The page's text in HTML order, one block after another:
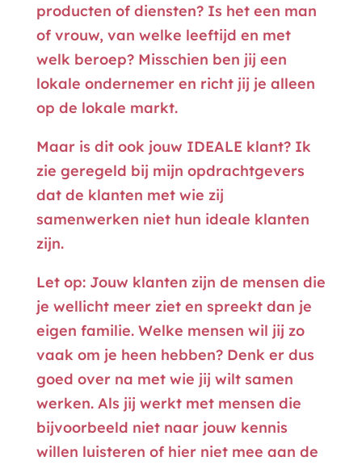
producten of diensten? Is het een man
of vrouw, van welke leeftijd en met
welk beroep? Misschien ben jij een
lokale ondernemer en richt jij je alleen
op de lokale markt.
Maar is dit ook jouw IDEALE klant? Ik
zie geregeld bij mijn opdrachtgevers
dat de klanten met wie zij
samenwerken niet hun ideale klanten
zijn.
Let op: Jouw klanten zijn de mensen die
je wellicht meer ziet en spreekt dan je
eigen familie. Welke mensen wil jij zo
vaak om je heen hebben? Denk er dus
goed over na met wie jij wilt samen
werken. Als jij werkt met mensen die
bijvoorbeeld niet naar jouw kennis
willen luisteren of hier niet mee aan de